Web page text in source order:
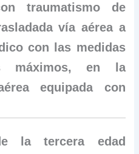
traumatismo de
vía aérea a
con las medidas
máximos, en la
equipada con
la tercera edad